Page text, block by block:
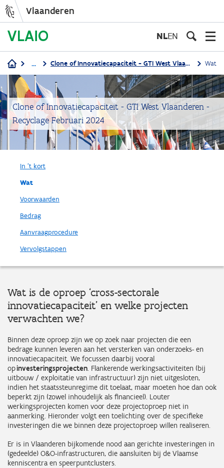
inhoud
gaan
Vlaanderen
NLEN
Kruimelpad
... Clone of Innovatiecapaciteit - GTI West Vlaanderen -Recyclage Februari 2024 Wat
Clone of Innovatiecapaciteit - GTI West Vlaanderen -
Recyclage Februari 2024
In 't kort
Wat
Voorwaarden
Bedrag
Aanvraagprocedure
Vervolgstappen
Wat is de oproep ‘cross-sectorale
innovatiecapaciteit’ en welke projecten
verwachten we?
Binnen deze oproep zijn we op zoek naar projecten die een
bedrage kunnen leveren aan het versterken van onderzoeks- en
innovatiecapaciteit. We focussen daarbij vooral
opinvesteringsprojecten. Flankerende werkingsactiviteiten (bij
uitbouw / exploitatie van infrastructuur) zijn niet uitgesloten,
indien het staatssteunregime dit toelaat, maar moeten hoe dan ook
beperkt zijn (zowel inhoudelijk als financieel). Louter
werkingsprojecten komen voor deze projectoproep niet in
aanmerking. Hieronder volgt een toelichting over de specifieke
investeringen die we binnen deze projectoproep willen realiseren.
Er is in Vlaanderen bijkomende nood aan gerichte investeringen in
(gedeelde) O&O-infrastructuren, die aansluiten bij de Vlaamse
kenniscentra en speerpuntclusters.